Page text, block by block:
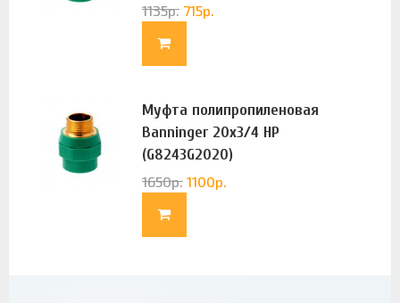
1135р. 715р.
Муфта полипропиленовая
Banninger 20х3/4 НР
(G8243G2020)
1650р. 1100р.